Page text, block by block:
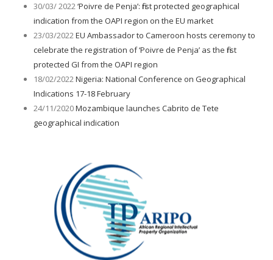
30/03/ 2022‘Poivre de Penja’: first protected geographical
indication from the OAPI region on the EU market
23/03/2022EU Ambassador to Cameroon hosts ceremony to
celebrate the registration of ‘Poivre de Penja’ as the first
protected GI from the OAPI region
18/02/2022Nigeria: National Conference on Geographical
Indications 17-18 February
24/11/2020Mozambique launches Cabrito de Tete
geographical indication